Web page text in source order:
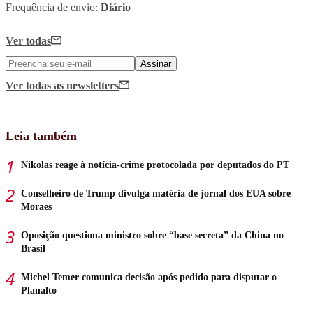
Frequência de envio: Diário
Ver todas
Assinar
Ver todas as newsletters
Leia também
Nikolas reage à notícia-crime protocolada por deputados do PT
Conselheiro de Trump divulga matéria de jornal dos EUA sobre
Moraes
Oposição questiona ministro sobre “base secreta” da China no
Brasil
Michel Temer comunica decisão após pedido para disputar o
Planalto